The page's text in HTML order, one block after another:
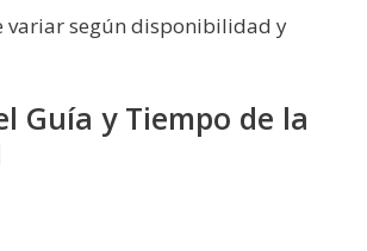
variar según disponibilidad y
Guía y Tiempo de la